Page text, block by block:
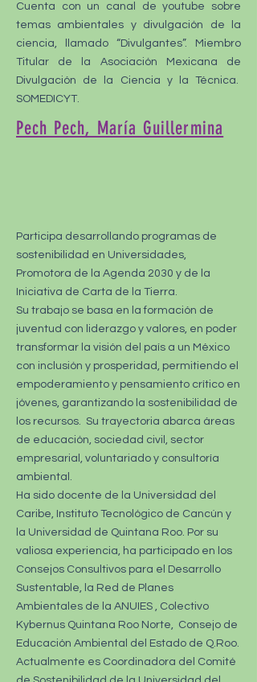
Cuenta con un canal de youtube sobre
temas ambientales y divulgación de la
ciencia, llamado “Divulgantes”. Miembro
Titular de la Asociación Mexicana de
Divulgación de la Ciencia y la Técnica.
SOMEDICYT.
Pech Pech, María Guillermina
Participa desarrollando programas de
sostenibilidad en Universidades,
Promotora de la Agenda 2030 y de la
Iniciativa de Carta de la Tierra.
Su trabajo se basa en la formación de
juventud con liderazgo y valores, en poder
transformar la visión del país a un México
con inclusión y prosperidad, permitiendo el
empoderamiento y pensamiento crítico en
jóvenes, garantizando la sostenibilidad de
los recursos. Su trayectoria abarca áreas
de educación, sociedad civil, sector
empresarial, voluntariado y consultoría
ambiental.
Ha sido docente de la Universidad del
Caribe, Instituto Tecnológico de Cancún y
la Universidad de Quintana Roo. Por su
valiosa experiencia, ha participado en los
Consejos Consultivos para el Desarrollo
Sustentable, la Red de Planes
Ambientales de la ANUIES , Colectivo
Kybernus Quintana Roo Norte, Consejo de
Educación Ambiental del Estado de Q.Roo.
Actualmente es Coordinadora del Comité